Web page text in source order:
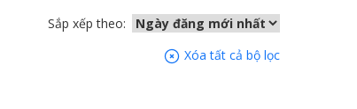
Sắp xếp theo:
Xóa tất cả bộ lọc